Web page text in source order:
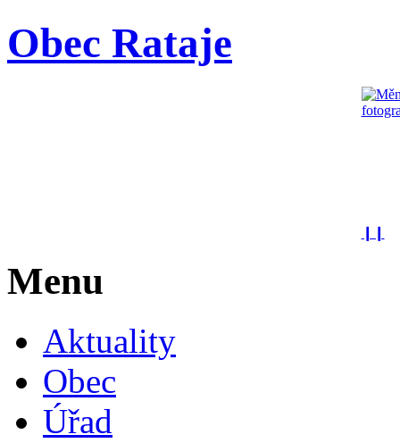
Obec Rataje
Menu
Aktuality
Obec
Úřad